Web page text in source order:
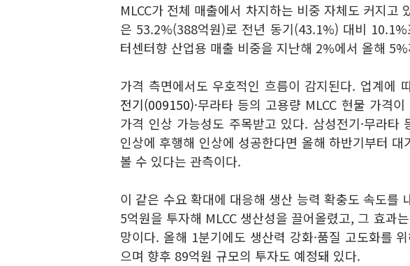
MLCC가 전체 매출에서 차지하는 비중 자체도 커지고
은 53.2%(388억원)로 전년 동기(43.1%) 대비
터센터향 산업용 매출 비중을 지난해 2%에서 올해
가격 측면에서도 우호적인 흐름이 감지된다. 업계에
전기(009150)·무라타 등의 고용량 MLCC 현물 가격
가격 인상 가능성도 주목받고 있다. 삼성전기·무라타
인상에 후행해 인상에 성공한다면 올해 하반기부터 대
볼 수 있다는 관측이다.
이 같은 수요 확대에 대응해 생산 능력 확충도 속도를
5억원을 투자해 MLCC 생산성을 끌어올렸고, 그 효과
망이다. 올해 1분기에도 생산력 강화·품질 고도화를
으며 향후 89억원 규모의 투자도 예정돼 있다.